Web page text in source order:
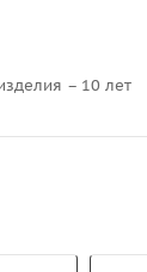
– 10 лет